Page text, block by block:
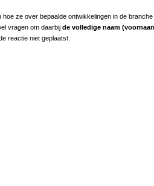
ze over bepaalde ontwikkelingen in de
vragen om daarbij de volledige naam
reactie niet geplaatst.